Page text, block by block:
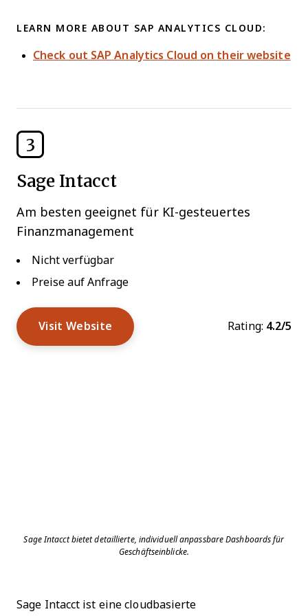
LEARN MORE ABOUT SAP ANALYTICS CLOUD:
Check out SAP Analytics Cloud on their website
3
Sage Intacct
Am besten geeignet für KI-gesteuertes
Finanzmanagement
Nicht verfügbar
Preise auf Anfrage
Visit Website Rating: 4.2/5
Sage Intacct bietet detaillierte, individuell anpassbare Dashboards für
Geschäftseinblicke.
Sage Intacct ist eine cloudbasierte